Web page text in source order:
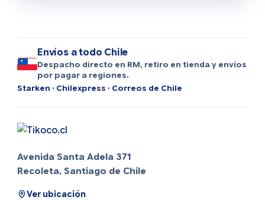
Envíos a todo Chile
Despacho directo en RM, retiro en tienda y envíos
por pagar a regiones.
Starken · Chilexpress · Correos de Chile
Avenida Santa Adela 371
Recoleta, Santiago de Chile
Ver ubicación